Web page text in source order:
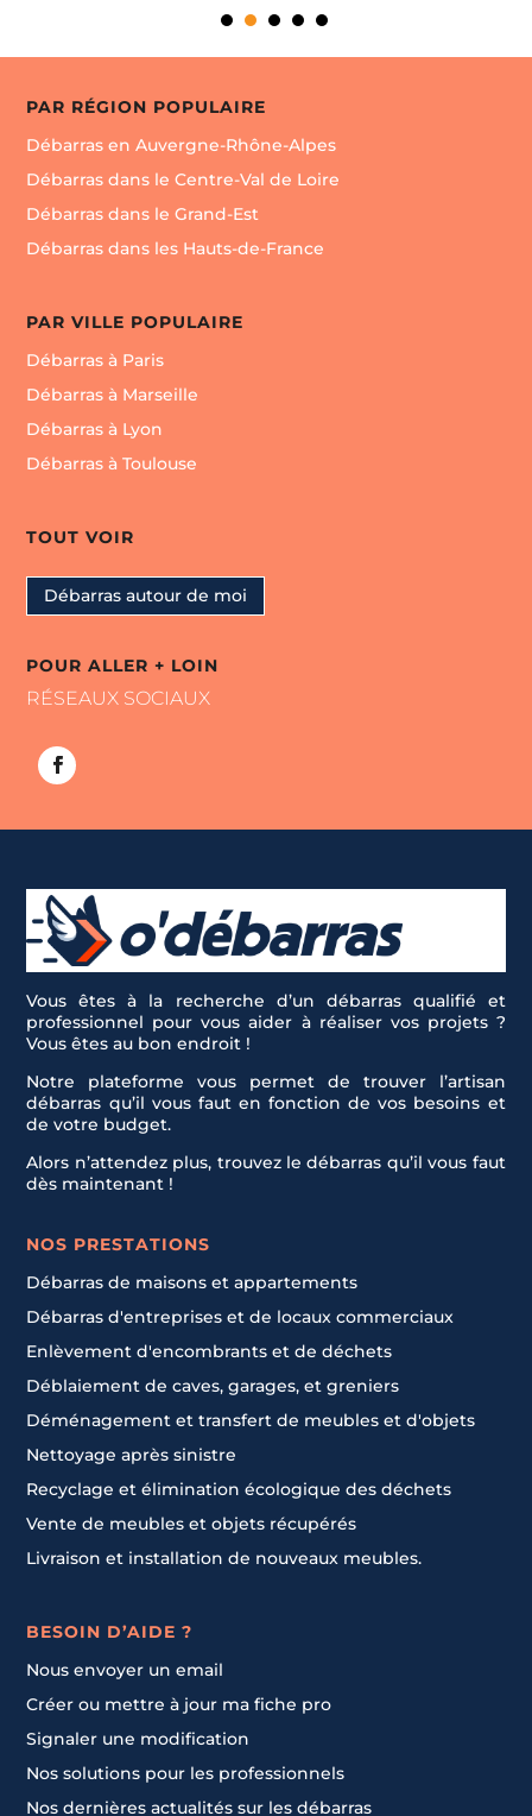
PAR RÉGION POPULAIRE
Débarras en Auvergne-Rhône-Alpes
Débarras dans le Centre-Val de Loire
Débarras dans le Grand-Est
Débarras dans les Hauts-de-France
PAR VILLE POPULAIRE
Débarras à Paris
Débarras à Marseille
Débarras à Lyon
Débarras à Toulouse
TOUT VOIR
Débarras autour de moi
POUR ALLER + LOIN
RÉSEAUX SOCIAUX
Vous êtes à la recherche d’un débarras qualifié et
professionnel pour vous aider à réaliser vos projets ?
Vous êtes au bon endroit !
Notre plateforme vous permet de trouver l’artisan
débarras qu’il vous faut en fonction de vos besoins et
de votre budget.
Alors n’attendez plus, trouvez le débarras qu’il vous faut
dès maintenant !
NOS PRESTATIONS
Débarras de maisons et appartements
Débarras d'entreprises et de locaux commerciaux
Enlèvement d'encombrants et de déchets
Déblaiement de caves, garages, et greniers
Déménagement et transfert de meubles et d'objets
Nettoyage après sinistre
Recyclage et élimination écologique des déchets
Vente de meubles et objets récupérés
Livraison et installation de nouveaux meubles.
BESOIN D’AIDE ?
Nous envoyer un email
Créer ou mettre à jour ma fiche pro
Signaler une modification
Nos solutions pour les professionnels
Nos dernières actualités sur les débarras